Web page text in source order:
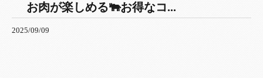
お肉が楽しめる🐃お得なコ...
2025/09/09